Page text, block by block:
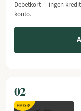
Debetkort — ingen
konto.
02